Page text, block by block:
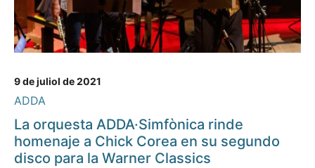
9 de juliol de 2021
ADDA
La orquesta ADDA·Simfònica rinde
homenaje a Chick Corea en su segundo
disco para la Warner Classics